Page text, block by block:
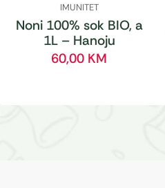
IMUNITET
Noni 100% sok BIO, a
1L – Hanoju
60,00 KM